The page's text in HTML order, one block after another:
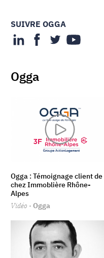
SUIVRE OGGA
Ogga
Ogga : Témoignage client de
chez Immoblière Rhône-
Alpes
Vidéo · Ogga